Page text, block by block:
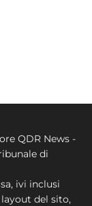
QDR News -
di
ivi inclusi
del sito,